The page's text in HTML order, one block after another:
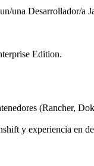
una Desarrollador/a
Edition.
(Rancher,
y experiencia en